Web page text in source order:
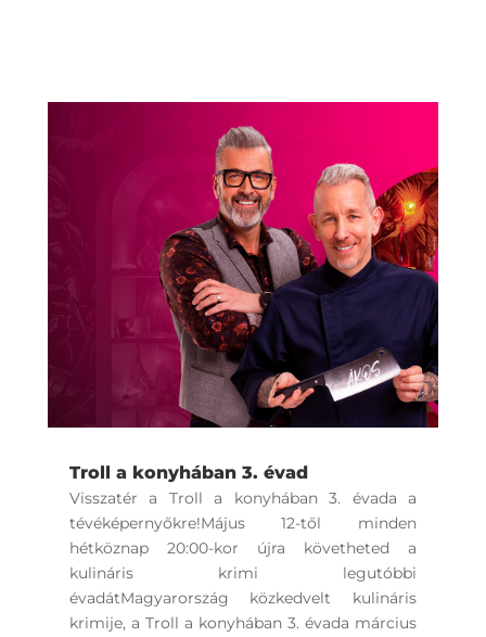
Troll a konyhában 3. évad
Visszatér a Troll a konyhában 3. évada a
tévéképernyőkre!Május 12-től minden
hétköznap 20:00-kor újra követheted a
kulináris krimi legutóbbi
évadátMagyarország közkedvelt kulináris
krimije, a Troll a konyhában 3. évada március